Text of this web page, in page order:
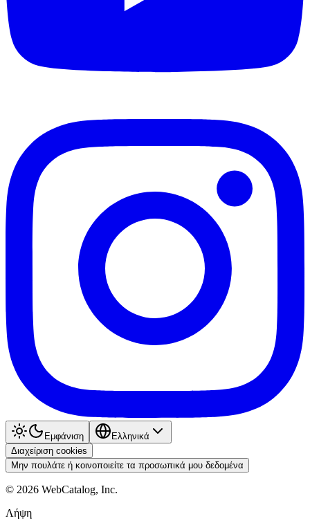
Εμφάνιση
Ελληνικά
Διαχείριση cookies
Μην πουλάτε ή κοινοποιείτε τα προσωπικά μου δεδομένα
© 2026 WebCatalog, Inc.
Λήψη